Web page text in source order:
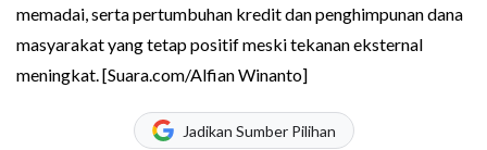
memadai, serta pertumbuhan kredit dan penghimpunan dana
masyarakat yang tetap positif meski tekanan eksternal
meningkat. [Suara.com/Alfian Winanto]
Jadikan Sumber Pilihan